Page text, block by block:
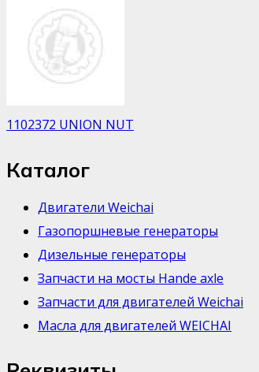
1102372 UNION NUT
Каталог
Двигатели Weichai
Газопоршневые генераторы
Дизельные генераторы
Запчасти на мосты Hande axle
Запчасти для двигателей Weichai
Масла для двигателей WEICHAI